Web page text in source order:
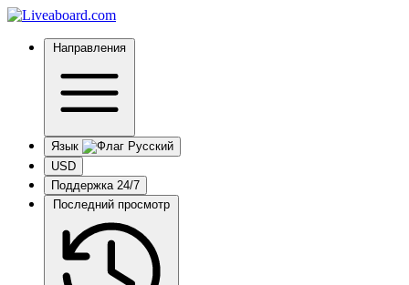
Направления
Язык
USD
Поддержка 24/7
Последний просмотр